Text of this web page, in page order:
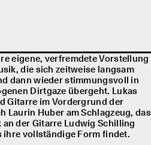
eigene, verfremdete Vorstellung
die sich zeitweise langsam
dann wieder stimmungsvoll in
Dirtgaze übergeht. Lukas
Gitarre im Vordergrund der
Laurin Huber am Schlagzeug, das
der Gitarre Ludwig Schilling
ihre vollständige Form findet.